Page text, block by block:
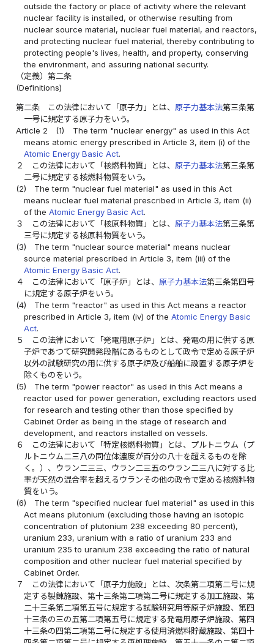
outside the factory or place of activity where the relevant
nuclear facility is installed, or otherwise resulting from
nuclear source material, nuclear fuel material, and reactors,
and protecting nuclear fuel material, thereby contributing to
protecting people's lives, health, and property, conserving
the environment, and assuring national security.
（定義）第二条
(Definitions)
第二条 この法律において「原子力」とは、 原子力基本法第三条第
一号に規定する原子力をいう。
Article 2
(1)
The term "nuclear energy" as used in this Act
means atomic energy prescribed in Article 3, item (i) of the
Atomic Energy Basic Act.
２
この法律において「核燃料物質」とは、 原子力基本法第三条第
二号に規定する核燃料物質をいう。
(2)
The term "nuclear fuel material" as used in this Act
means nuclear fuel material prescribed in Article 3, item (ii)
of theAtomic Energy Basic Act.
３
この法律において「核原料物質」とは、 原子力基本法第三条第
三号に規定する核原料物質をいう。
(3)
The term "nuclear source material" means nuclear
source material prescribed in Article 3, item (iii) of the
Atomic Energy Basic Act.
４
この法律において「原子炉」とは、 原子力基本法第三条第四号
に規定する原子炉をいう。
(4)
The term "reactor" as used in this Act means a reactor
prescribed in Article 3, item (iv) of theAtomic Energy Basic
Act.
５
この法律において「発電用原子炉」とは、発電の用に供する原
子炉であつて研究開発段階にあるものとして政令で定める原子炉
以外の試験研究の用に供する原子炉及び船舶に設置する原子炉を
除くものをいう。
(5)
The term "power reactor" as used in this Act means a
reactor used for power generation, excluding reactors used
for research and testing other than those specified by
Cabinet Order as being in the stage of research and
development, and reactors installed on vessels.
６
この法律において「特定核燃料物質」とは、プルトニウム（プ
ルトニウム二三八の同位体濃度が百分の八十を超えるものを除
く。）、ウラン二三三、ウラン二三五のウラン二三八に対する比
率が天然の混合率を超えるウランその他の政令で定める核燃料物
質をいう。
(6)
The term "specified nuclear fuel material" as used in this
Act means plutonium (excluding those having an isotopic
concentration of plutonium 238 exceeding 80 percent),
uranium 233, uranium with a ratio of uranium 233 and
uranium 235 to uranium 238 exceeding the ratio of natural
composition and other nuclear fuel material specified by
Cabinet Order.
７
この法律において「原子力施設」とは、次条第二項第二号に規
定する製錬施設、第十三条第二項第二号に規定する加工施設、第
二十三条第二項第五号に規定する試験研究用等原子炉施設、第四
十三条の三の五第二項第五号に規定する発電用原子炉施設、第四
十三条の四第二項第二号に規定する使用済燃料貯蔵施設、第四十